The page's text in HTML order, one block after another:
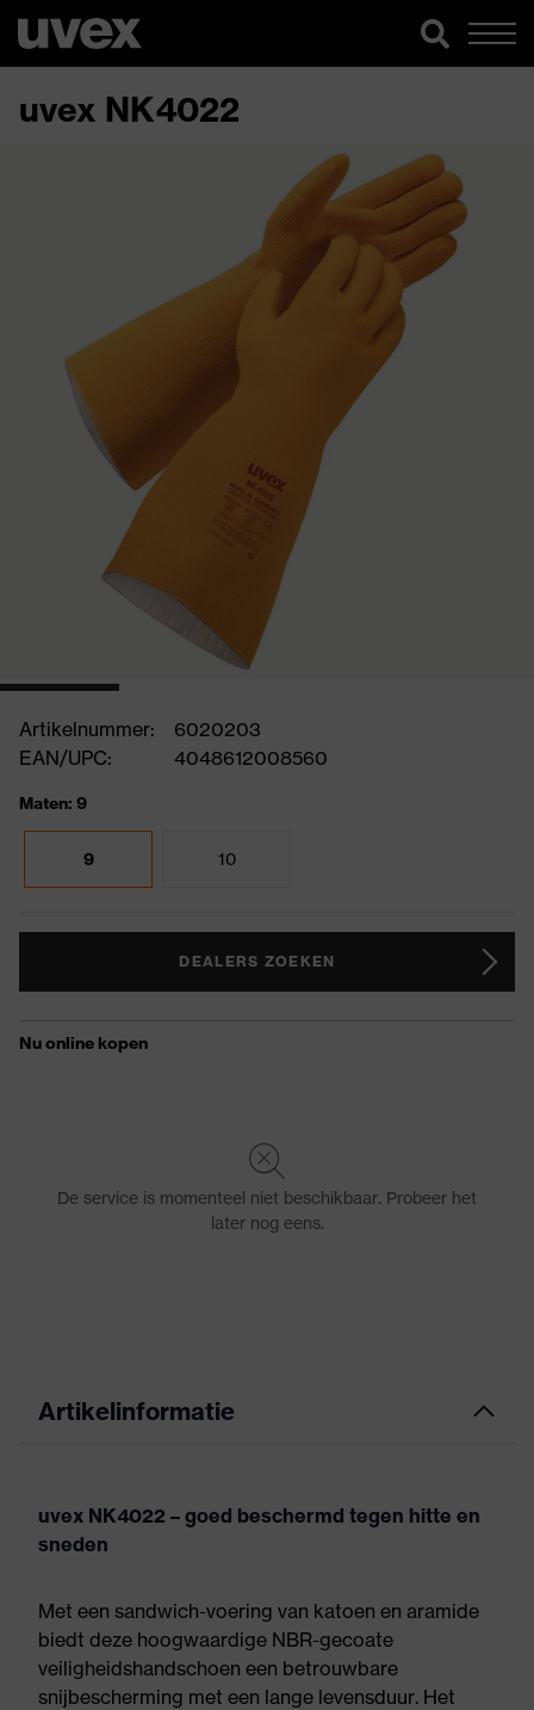
uvex NK4022
Artikelnummer:
6020203
EAN/UPC:
4048612008560
Maten: 9
9 10
DEALERS ZOEKEN
Artikelinformatie
uvex NK4022 – goed beschermd tegen hitte en
sneden
Met een sandwich-voering van katoen en aramide
biedt deze hoogwaardige NBR-gecoate
veiligheidshandschoen een betrouwbare
snijbescherming met een lange levensduur. Het